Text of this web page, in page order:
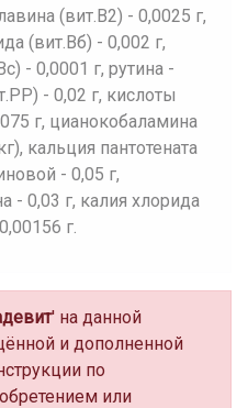
(вит.В2) - 0,0025 г,
(вит.Вб) - 0,002 г,
- 0,0001 г, рутина -
- 0,02 г, кислоты
г, цианокобаламина
кальция пантотената
- 0,05 г,
- 0,03 г, калия хлорида
г.
' на данной
и дополненной
по
или